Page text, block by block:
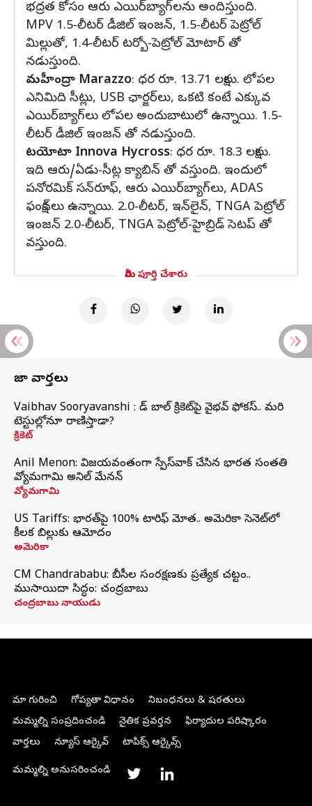
భద్రత కోసం ఆరు ఎయిర్‌బ్యాగ్‌లను అందిస్తుంది.
MPV 1.5-లీటర్ డీజిల్ ఇంజన్, 1.5-లీటర్ పెట్రోల్
మిల్లుతో, 1.4-లీటర్ టర్బో-పెట్రోల్ మోటార్ తో
నడుస్తుంది.
మహీంద్రా Marazzo: ధర రూ. 13.71 లక్షలు. లోపల
ఎనిమిది సీట్లు, USB ఛార్జర్‌లు, ఒకటి కంటే ఎక్కువ
ఎయిర్‌బ్యాగ్‌లు లోపల అందుబాటులో ఉన్నాయి. 1.5-
లీటర్ డీజిల్ ఇంజన్ తో నడుస్తుంది.
టయోటా Innova Hycross: ధర రూ. 18.3 లక్షలు.
ఇది ఆరు/ఏడు-సీట్ల క్యాబిన్‌ తో వస్తుంది. ఇందులో
పనోరమిక్ సన్‌రూఫ్, ఆరు ఎయిర్‌బ్యాగ్‌లు, ADAS
ఫంక్షన్‌లు ఉన్నాయి. 2.0-లీటర్, ఇన్‌లైన్, TNGA పెట్రోల్
ఇంజన్ 2.0-లీటర్, TNGA పెట్రోల్-హైబ్రిడ్ సెటప్ తో
వస్తుంది.
మీరు పూర్తి చేశారు
తాజా వార్తలు
Vaibhav Sooryavanshi : రెడ్ బాల్ క్రికెట్‌పై వైభవ్ ఫోకస్.. మరి
టెస్టుల్లోనూ రాణిస్తాడా?
క్రికెట్
Anil Menon: విజయవంతంగా స్పేస్‌వాక్‌ చేసిన భారత సంతతి
వ్యోమగామి అనిల్‌ మేనన్
వ్యోమగామి
US Tariffs: భారత్‌పై 100% టారిఫ్‌ మోత.. అమెరికా సెనెట్‌లో
కీలక బిల్లుకు ఆమోదం
అమెరికా
CM Chandrababu: బీసీల సంరక్షణకు ప్రత్యేక చట్టం..
ముసాయిదా సిద్ధం: చంద్రబాబు
చంద్రబాబు నాయుడు
మా గురించి గోప్యతా విధానం
నిబంధనలు & షరతులు
మమ్మల్ని సంప్రదించండి
నైతిక ప్రవర్తన
ఫిర్యాదుల పరిష్కారం
వార్తలు
న్యూస్ ఆర్కైవ్ టాపిక్స్ ఆర్కైవ్స్
మమ్మల్ని అనుసరించండి